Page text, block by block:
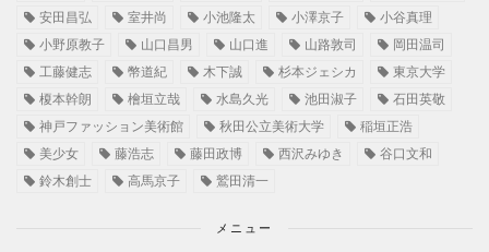
安田昌弘
室井尚 小池隆太 小澤京子
小谷真理
小野原教子
山口昌男 山口進 山路敦司
岡田温司
工藤健志
幣道紀 木下誠 杉本ジェシカ
東京大学
榎本幹朗
檜垣立哉 水島久光 池田淑子
石田英敬
神戸ファッション美術館
秋田公立美術大学
稲垣正浩
美少女
藤浩志 藤田政博 西沢みゆき
谷口文和
鈴木創士
高馬京子 鷲田清一
メニュー